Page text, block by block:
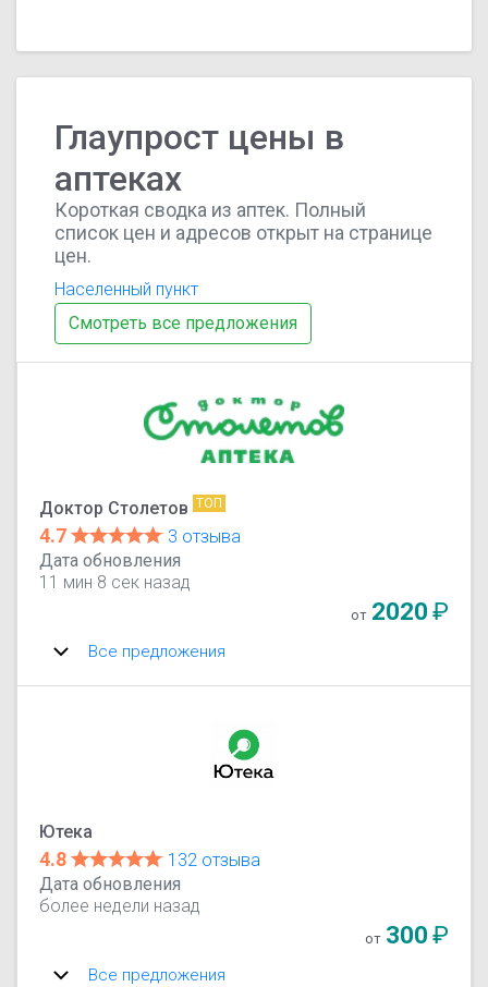
Глаупрост цены в
аптеках
Короткая сводка из аптек. Полный
список цен и адресов открыт на странице
цен.
Населенный пункт
Смотреть все предложения
Доктор Столетов ТОП
4.7
3 отзыва
Дата обновления
11 мин 8 сек назад
от 2020₽
Все предложения
Ютека
4.8
132 отзыва
Дата обновления
более недели назад
от 300₽
Все предложения